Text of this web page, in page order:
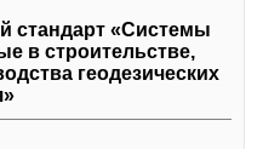
стандарт «Системы
в строительстве,
геодезических